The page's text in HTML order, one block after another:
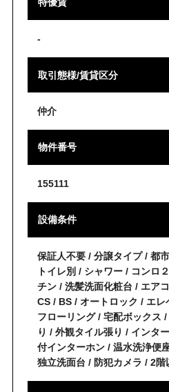
特優賃
-
取引態様/賃貸区分
仲介
物件番号
155111
設備条件
保証人不要 / 分譲タイプ / 都
トイレ別 / シャワー / コンロ
チン / 洗髪洗面化粧台 / エア
CS / BS / オートロック / エ
フローリング / 宅配ボックス
り / 外観タイル張り / インタ
付インターホン / 温水洗浄便
独立洗面台 / 防犯カメラ / 2階